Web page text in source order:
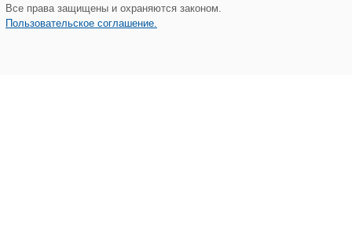
Все права защищены и охраняются законом.
Пользовательское соглашение.